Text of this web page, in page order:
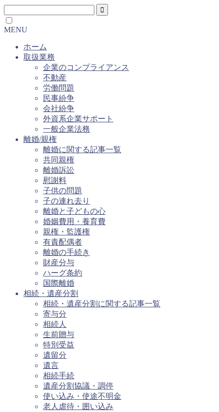
MENU
ホーム
取扱業務
企業のコンプライアンス
不動産
労働問題
民事紛争
会社紛争
外資系企業サポート
一般企業法務
離婚/親権
離婚に関する記事一覧
共同親権
離婚訴訟
慰謝料
子供の問題
子の連れ去り
離婚と子どもの心
婚姻費用・養育費
親権・監護権
有責配偶者
離婚の手続き
財産分与
ハーグ条約
国際離婚
相続・遺産分割
相続・遺産分割に関する記事一覧
寄与分
相続人
生前贈与
特別受益
遺留分
遺言
相続手続
遺産分割協議・調停
使い込み・使途不明金
老人虐待・囲い込み